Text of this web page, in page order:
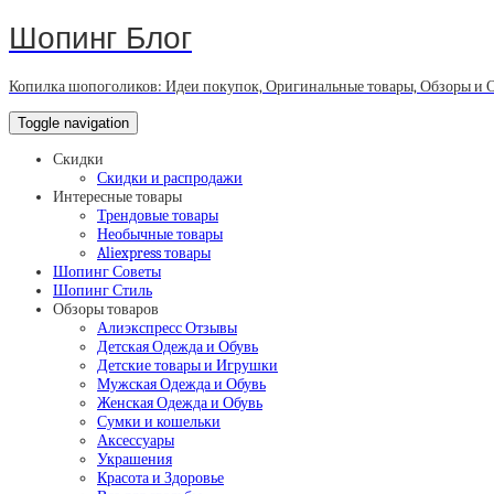
Шопинг Блог
Копилка шопоголиков: Идеи покупок, Оригинальные товары, Обзоры и
Toggle navigation
Скидки
Скидки и распродажи
Интересные товары
Трендовые товары
Необычные товары
Aliexpress товары
Шопинг Советы
Шопинг Стиль
Обзоры товаров
Алиэкспресс Отзывы
Детская Одежда и Обувь
Детские товары и Игрушки
Мужская Одежда и Обувь
Женская Одежда и Обувь
Сумки и кошельки
Аксессуары
Украшения
Красота и Здоровье